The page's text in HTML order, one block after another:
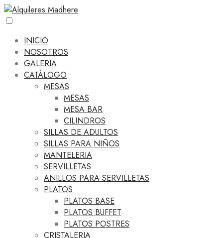
INICIO
NOSOTROS
GALERIA
CATÁLOGO
MESAS
MESAS
MESA BAR
CILINDROS
SILLAS DE ADULTOS
SILLAS PARA NIÑOS
MANTELERIA
SERVILLETAS
ANILLOS PARA SERVILLETAS
PLATOS
PLATOS BASE
PLATOS BUFFET
PLATOS POSTRES
CRISTALERIA